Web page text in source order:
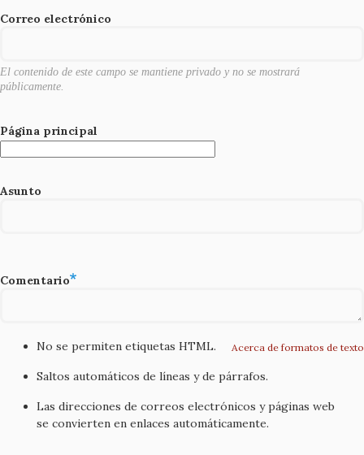
o
Correo electrónico
El contenido de este campo se mantiene privado y no se mostrará
públicamente.
Página principal
Asunto
Comentario
Acerca de formatos de texto
No se permiten etiquetas HTML.
Saltos automáticos de líneas y de párrafos.
Las direcciones de correos electrónicos y páginas web
se convierten en enlaces automáticamente.